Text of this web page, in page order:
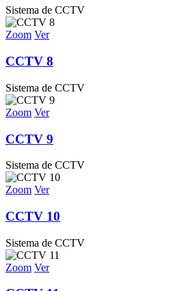
Sistema de CCTV
Zoom Ver
CCTV 8
Sistema de CCTV
Zoom Ver
CCTV 9
Sistema de CCTV
Zoom Ver
CCTV 10
Sistema de CCTV
Zoom Ver